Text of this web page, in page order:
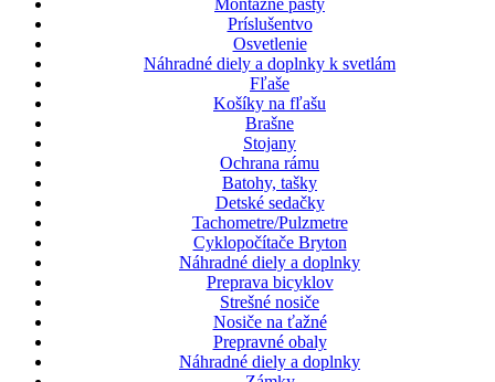
Montážne pasty
Príslušentvo
Osvetlenie
Náhradné diely a doplnky k svetlám
Fľaše
Košíky na fľašu
Brašne
Stojany
Ochrana rámu
Batohy, tašky
Detské sedačky
Tachometre/Pulzmetre
Cyklopočítače Bryton
Náhradné diely a doplnky
Preprava bicyklov
Strešné nosiče
Nosiče na ťažné
Prepravné obaly
Náhradné diely a doplnky